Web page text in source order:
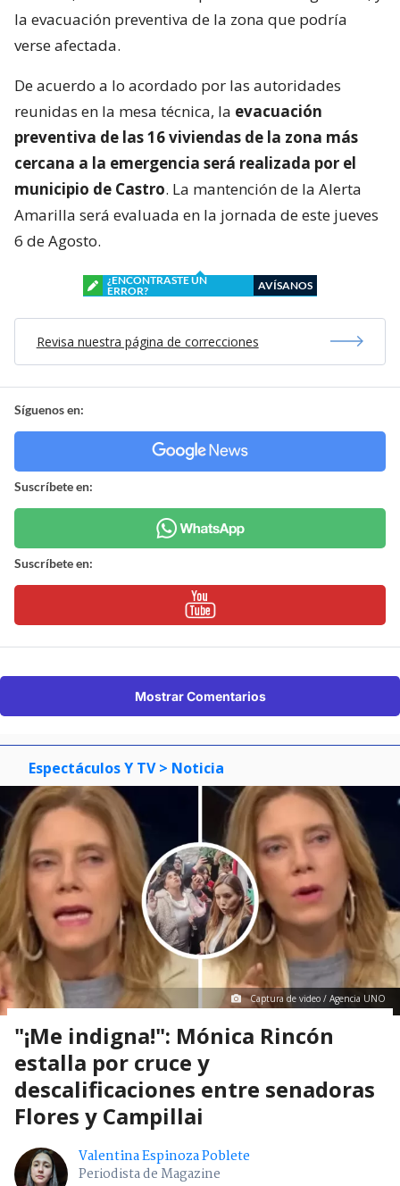
la evacuación preventiva de la zona que podría
verse afectada.
De acuerdo a lo acordado por las autoridades
reunidas en la mesa técnica, la evacuación
preventiva de las 16 viviendas de la zona más
cercana a la emergencia será realizada por el
municipio de Castro. La mantención de la Alerta
Amarilla será evaluada en la jornada de este jueves
6 de Agosto.
¿ENCONTRASTE UN
ERROR?
AVÍSANOS
Revisa nuestra página de correcciones
Síguenos en:
Suscríbete en:
Suscríbete en:
Mostrar Comentarios
Espectáculos Y TV > Noticia
Captura de video / Agencia UNO
"¡Me indigna!": Mónica Rincón
estalla por cruce y
descalificaciones entre senadoras
Flores y Campillai
Valentina Espinoza Poblete
Periodista de Magazine